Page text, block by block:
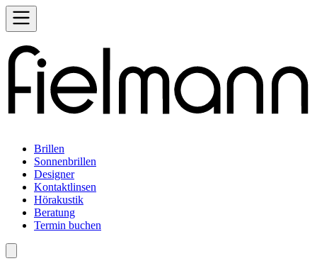
Brillen
Sonnenbrillen
Designer
Kontaktlinsen
Hörakustik
Beratung
Termin buchen